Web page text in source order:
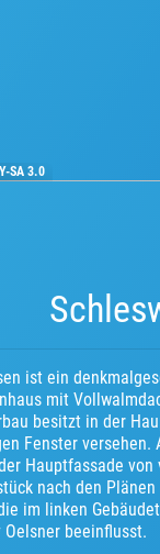
SA 3.0
ist ein
mit
besitzt in der
Fenster
Hauptfassade
nach den
im linken
beeinflusst.